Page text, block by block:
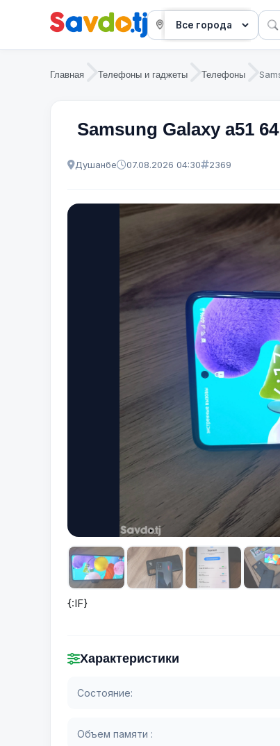
Главная Телефоны и гаджеты Телефоны
Samsung Galaxy a51
Душанбе 07.08.2026 04:30 2369
{:IF}
Характеристики
Состояние:
Объем памяти :